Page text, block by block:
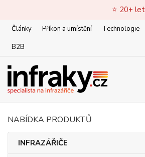
⭐ 20+
Články Příkon a umístění Technologie
B2B
NABÍDKA PRODUKTŮ
INFRAZÁŘIČE